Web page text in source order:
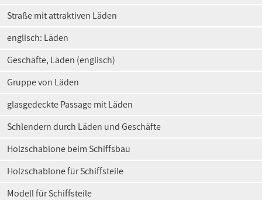
Straße mit attraktiven Läden
englisch: Läden
Geschäfte, Läden (englisch)
Gruppe von Läden
glasgedeckte Passage mit Läden
Schlendern durch Läden und Geschäfte
Holzschablone beim Schiffsbau
Holzschablone für Schiffsteile
Modell für Schiffsteile